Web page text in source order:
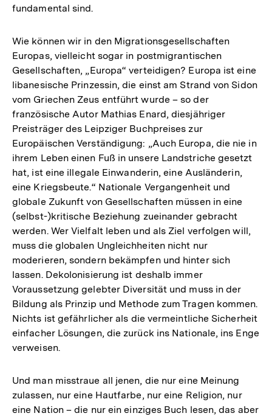
fundamental sind.
Wie können wir in den Migrationsgesellschaften
Europas, vielleicht sogar in postmigrantischen
Gesellschaften, „Europa“ verteidigen? Europa ist eine
libanesische Prinzessin, die einst am Strand von Sidon
vom Griechen Zeus entführt wurde – so der
französische Autor Mathias Enard, diesjähriger
Preisträger des Leipziger Buchpreises zur
Europäischen Verständigung: „Auch Europa, die nie in
ihrem Leben einen Fuß in unsere Landstriche gesetzt
hat, ist eine illegale Einwanderin, eine Ausländerin,
eine Kriegsbeute.“ Nationale Vergangenheit und
globale Zukunft von Gesellschaften müssen in eine
(selbst-)kritische Beziehung zueinander gebracht
werden. Wer Vielfalt leben und als Ziel verfolgen will,
muss die globalen Ungleichheiten nicht nur
moderieren, sondern bekämpfen und hinter sich
lassen. Dekolonisierung ist deshalb immer
Voraussetzung gelebter Diversität und muss in der
Bildung als Prinzip und Methode zum Tragen kommen.
Nichts ist gefährlicher als die vermeintliche Sicherheit
einfacher Lösungen, die zurück ins Nationale, ins Enge
verweisen.
Und man misstraue all jenen, die nur eine Meinung
zulassen, nur eine Hautfarbe, nur eine Religion, nur
eine Nation – die nur ein einziges Buch lesen, das aber